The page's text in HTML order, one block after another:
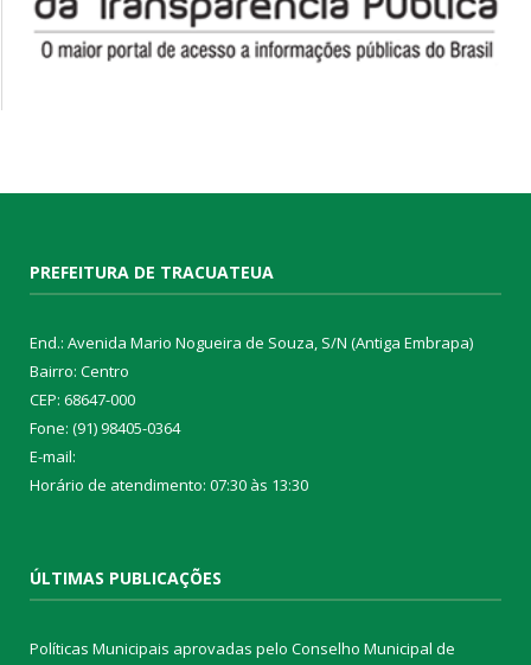
PREFEITURA DE TRACUATEUA
End.: Avenida Mario Nogueira de Souza, S/N (Antiga Embrapa)
Bairro: Centro
CEP: 68647-000
Fone: (91) 98405-0364
E-mail:
Horário de atendimento: 07:30 às 13:30
ÚLTIMAS PUBLICAÇÕES
Políticas Municipais aprovadas pelo Conselho Municipal de